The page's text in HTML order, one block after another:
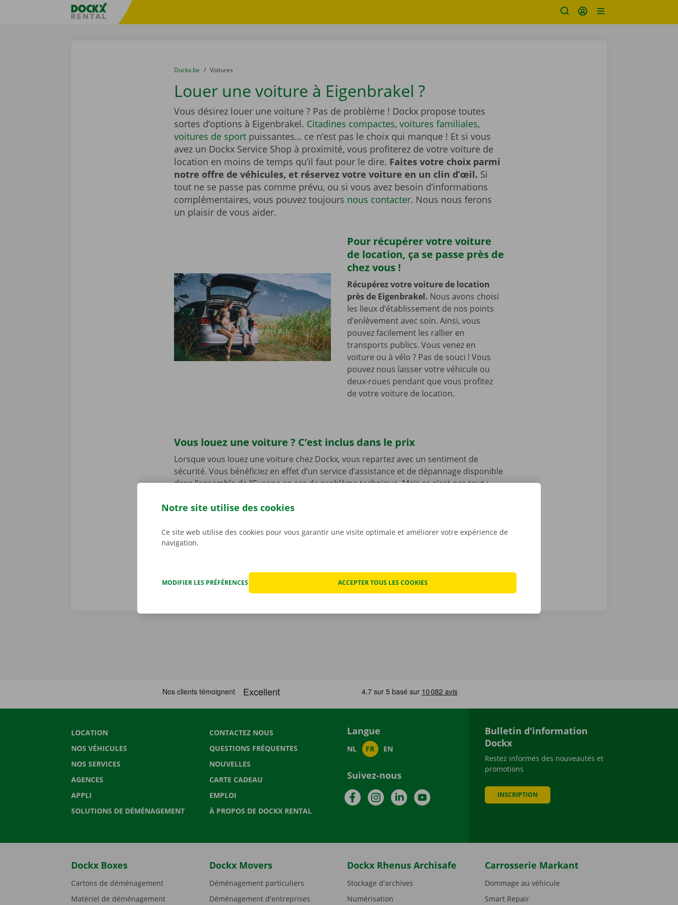
sitename
You are here:
du
Dockx.be to
Voitures
Louer une voiture à Eigenbrakel ?
Vous désirez louer une voiture ? Pas de problème ! Dockx propose toutes
sortes d’options à Eigenbrakel. Citadines compactes, voitures familiales,
voitures de sportpuissantes… ce n’est pas le choix qui manque ! Et si vous
avez un Dockx Service Shop à proximité, vous profiterez de votre voiture de
location en moins de temps qu’il faut pour le dire. Faites votre choix parmi
notre offre de véhicules, et réservez votre voiture en un clin d’œil. Si
tout ne se passe pas comme prévu, ou si vous avez besoin d’informations
complémentaires, vous pouvez toujours nous contacter. Nous nous ferons
un plaisir de vous aider.
Pour récupérer votre voiture
de location, ça se passe près de
chez vous !
Récupérez votre voiture de location
près de Eigenbrakel. Nous avons choisi
les lieux d’établissement de nos points
d’enlèvement avec soin. Ainsi, vous
pouvez facilement les rallier en
transports publics. Vous venez en
voiture ou à vélo ? Pas de souci ! Vous
pouvez nous laisser votre véhicule ou
deux-roues pendant que vous profitez
de votre voiture de location.
Vous louez une voiture ? C’est inclus dans le prix
Lorsque vous louez une voiture chez Dockx, vous repartez avec un sentiment de
sécurité. Vous bénéficiez en effet d’un service d’assistance et de dépannage disponible
dans l’ensemble de l’Europe en cas de problème technique. Mais ce n’est pas tout :
début de la location. Nous constatons l’état de la voiture ensemble avant que vous
véritables priorités.
LOCATION
NOS VÉHICULES
NOS SERVICES
AGENCES
APPLI
SOLUTIONS DE DÉMÉNAGEMENT
CONTACTEZ NOUS
QUESTIONS FRÉQUENTES
NOUVELLES
CARTE CADEAU
EMPLOI
À PROPOS DE DOCKX RENTAL
Langue
NL FR EN
Suivez-nous
FacebookInstagramLinkedInYouTube
Bulletin d'information
Dockx
Restez informés des nouveautés et
promotions
INSCRIPTION
Dockx Boxes
Cartons de déménagement
Matériel de déménagement
Dockx Movers
Déménagement particuliers
Déménagement d'entreprises
Dockx Rhenus Archisafe
Stockage d'archives
Numérisation
Carrosserie Markant
Dommage au véhicule
Smart Repair
Notre site utilise des cookies
Ce site web utilise des cookies pour vous garantir une visite optimale et améliorer votre expérience de
navigation.
MODIFIER LES PRÉFÉRENCES ACCEPTER TOUS LES COOKIES